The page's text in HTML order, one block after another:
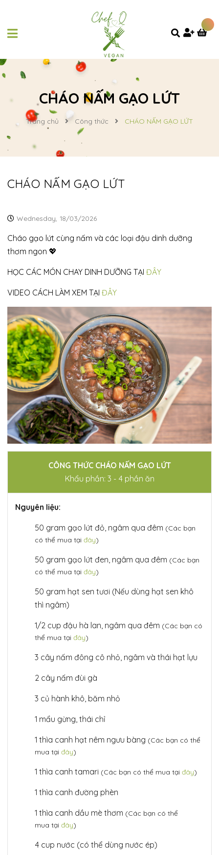
CHÁO NẤM GẠO LỨT
Trang chủ Công thức CHÁO NẤM GẠO LỨT
CHÁO NẤM GẠO LỨT
Wednesday, 18/03/2026
Cháo gạo lứt cùng nấm và các loại đậu dinh dưỡng
thơm ngon 💖
HỌC CÁC MÓN CHAY DINH DƯỠNG TẠI ĐÂY
VIDEO CÁCH LÀM XEM TẠI ĐÂY
CÔNG THỨC CHÁO NẤM GẠO LỨT
Khẩu phần: 3 - 4 phần ăn
Nguyên liệu:
50 gram gạo lứt đỏ, ngâm qua đêm (Các bạn
có thể mua tại đây)
50 gram gạo lứt đen, ngâm qua đêm (Các bạn
có thể mua tại đây)
50 gram hạt sen tươi (Nếu dùng hạt sen khô
thì ngâm)
1/2 cup đậu hà lan, ngâm qua đêm (Các bạn có
thể mua tại đây)
3 cây nấm đông cô nhỏ, ngâm và thái hạt lựu
2 cây nấm đùi gà
3 củ hành khô, băm nhỏ
1 mẩu gừng, thái chỉ
1 thìa canh hạt nêm ngưu bàng (Các bạn có thể
mua tại đây)
1 thìa canh tamari (Các bạn có thể mua tại đây)
1 thìa canh đường phèn
1 thìa canh dầu mè thơm (Các bạn có thể
mua tại đây)
4 cup nước (có thể dùng nước ép)